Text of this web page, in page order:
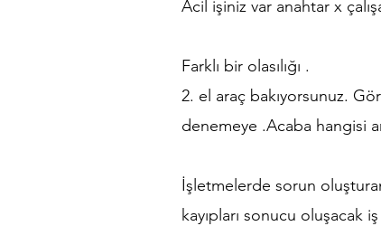
Acil işiniz var anahtar x
Farklı bir olasılığı .
2. el araç bakıyorsunuz.
denemeye .Acaba hangisi
İşletmelerde sorun
kayıpları sonucu oluşacak